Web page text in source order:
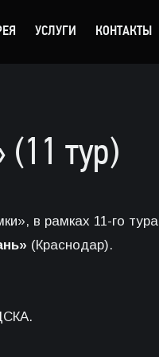
УСЛУГИ КОНТАКТЫ
тур)
в рамках 11-го тура
(Краснодар).